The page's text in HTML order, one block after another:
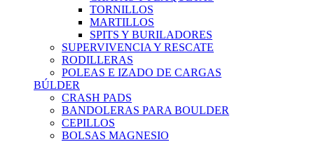
TORNILLOS
MARTILLOS
SPITS Y BURILADORES
SUPERVIVENCIA Y RESCATE
RODILLERAS
POLEAS E IZADO DE CARGAS
BÚLDER
CRASH PADS
BANDOLERAS PARA BOULDER
CEPILLOS
BOLSAS MAGNESIO